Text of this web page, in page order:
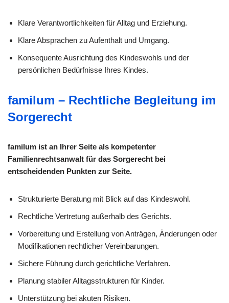
Klare Verantwortlichkeiten für Alltag und Erziehung.
Klare Absprachen zu Aufenthalt und Umgang.
Konsequente Ausrichtung des Kindeswohls und der
persönlichen Bedürfnisse Ihres Kindes.
familum – Rechtliche Begleitung im
Sorgerecht
familum ist an Ihrer Seite als kompetenter
Familienrechtsanwalt für das Sorgerecht bei
entscheidenden Punkten zur Seite.
Strukturierte Beratung mit Blick auf das Kindeswohl.
Rechtliche Vertretung außerhalb des Gerichts.
Vorbereitung und Erstellung von Anträgen, Änderungen oder
Modifikationen rechtlicher Vereinbarungen.
Sichere Führung durch gerichtliche Verfahren.
Planung stabiler Alltagsstrukturen für Kinder.
Unterstützung bei akuten Risiken.